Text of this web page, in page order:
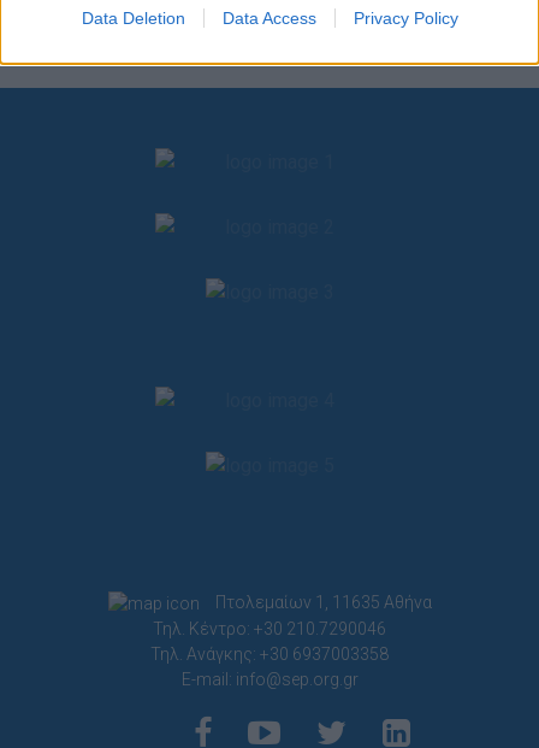
Data Deletion Data Access Privacy Policy
ΔΤ ΕΚΛΟΓΗ ΝΕΟΥ ΔΣ ΣΕΠ.doc
Πτολεμαίων 1, 11635 Αθήνα
Τηλ. Κέντρο: +30 210.7290046
Τηλ. Ανάγκης: +30 6937003358
E-mail: info@sep.org.gr